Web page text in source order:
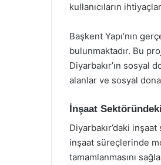
kullanıcıların
Başkent Yapı’nın
bulunmaktadır. Bu
Diyarbakır’ın
alanlar ve sosyal
İnşaat
Diyarbakır’daki
inşaat süreçlerinde
tamamlanmasını